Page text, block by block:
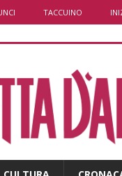
TACCUINO